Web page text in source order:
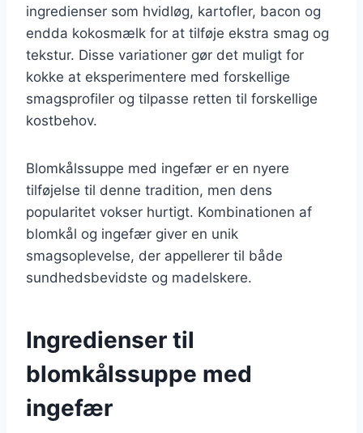
ingredienser som hvidløg, kartofler, bacon og
endda kokosmælk for at tilføje ekstra smag og
tekstur. Disse variationer gør det muligt for
kokke at eksperimentere med forskellige
smagsprofiler og tilpasse retten til forskellige
kostbehov.
Blomkålssuppe med ingefær er en nyere
tilføjelse til denne tradition, men dens
popularitet vokser hurtigt. Kombinationen af
blomkål og ingefær giver en unik
smagsoplevelse, der appellerer til både
sundhedsbevidste og madelskere.
Ingredienser til
blomkålssuppe med
ingefær